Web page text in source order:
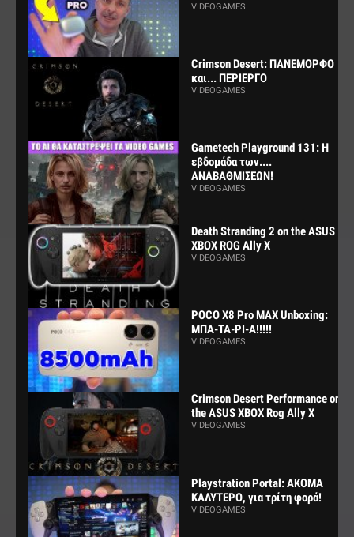
VIDEOGAMES
Crimson Desert: ΠΑΝΕΜΟΡΦΟ
και... ΠΕΡΙΕΡΓΟ
VIDEOGAMES
Gametech Playground 131: Η
εβδομάδα των....
ΑΝΑΒΑΘΜΙΣΕΩΝ!
VIDEOGAMES
Death Stranding 2 on the ASUS
XBOX ROG Ally X
VIDEOGAMES
POCO X8 Pro MAX Unboxing:
ΜΠΑ-ΤΑ-ΡΙ-Α!!!!!
VIDEOGAMES
Crimson Desert Performance on
the ASUS XBOX Rog Ally X
VIDEOGAMES
Playstration Portal: ΑΚΟΜΑ
ΚΑΛΥΤΕΡΟ, για τρίτη φορά!
VIDEOGAMES